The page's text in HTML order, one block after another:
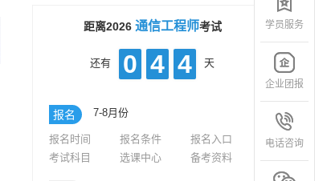
距离2026 通信工程师考试
还有 0 4 4 天
报名 7-8月份
报名时间 报名条件
报名入口
考试科目
选课中心 备考资料
学员服务
企业团报
电话咨询